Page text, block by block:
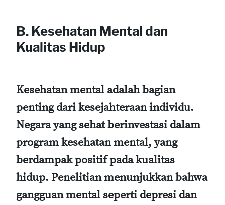
B. Kesehatan Mental dan
Kualitas Hidup
Kesehatan mental adalah bagian
penting dari kesejahteraan individu.
Negara yang sehat berinvestasi dalam
program kesehatan mental, yang
berdampak positif pada kualitas
hidup. Penelitian menunjukkan bahwa
gangguan mental seperti depresi dan